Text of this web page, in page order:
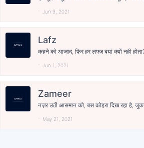
Jun 9, 2021
Lafz
कहने को आजाद, फिर हर लफ्ज़ बयां क्यों नही
Jun 1, 2021
Zameer
नज़र उठी आसमान को, बस कोहरा दिख रहा है,
May 21, 2021